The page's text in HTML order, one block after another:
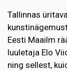
Tallinnas
Eesti Maailm
luuletaja Elo
ning sellest,